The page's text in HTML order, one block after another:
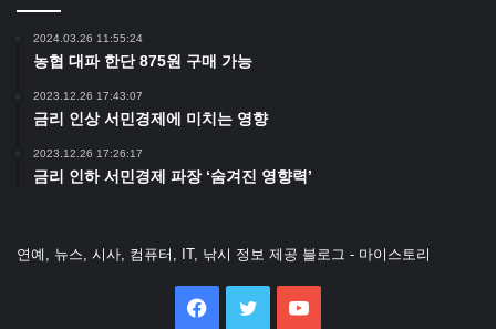
2024.03.26 11:55:24
농협 대파 한단 875원 구매 가능
2023.12.26 17:43:07
금리 인상 서민경제에 미치는 영향
2023.12.26 17:26:17
금리 인하 서민경제 파장 ‘숨겨진 영향력’
연예, 뉴스, 시사, 컴퓨터, IT, 낚시 정보 제공 블로그 - 마이스토리
Facebook
Twitter